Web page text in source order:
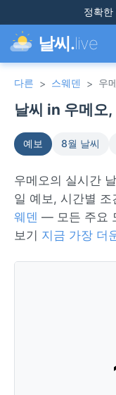
정확한
날씨.live
다른 > 스웨덴 > 우
날씨 in 우메
예보 8월 날씨
우메오의 실시간
일 예보, 시간별
웨덴 — 모든 주요
보기 지금 가장 더